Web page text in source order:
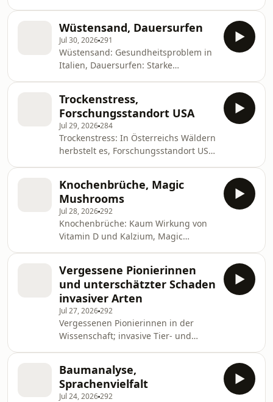
gefunden, Sendung vom 31. Juli 2026
Wüstensand, Dauersurfen
Jul 30, 2026291
Wüstensand: Gesundheitsproblem in
Italien, Dauersurfen: Starke
Trockenstress,
Forschungsstandort USA
Jul 29, 2026284
Trockenstress: In Österreichs Wäldern
herbstelt es, Forschungsstandort USA:
Knochenbrüche, Magic
Mushrooms
Jul 28, 2026292
Knochenbrüche: Kaum Wirkung von
Vitamin D und Kalzium, Magic
Vergessene Pionierinnen
und unterschätzter Schaden
invasiver Arten
Jul 27, 2026292
Vergessenen Pionierinnen in der
Wissenschaft; invasive Tier- und
Baumanalyse,
Sprachenvielfalt
Jul 24, 2026292